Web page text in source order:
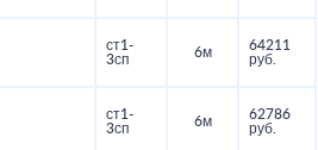
ст1-
3сп
6м
64211
руб.
ст1-
3сп
6м
62786
руб.